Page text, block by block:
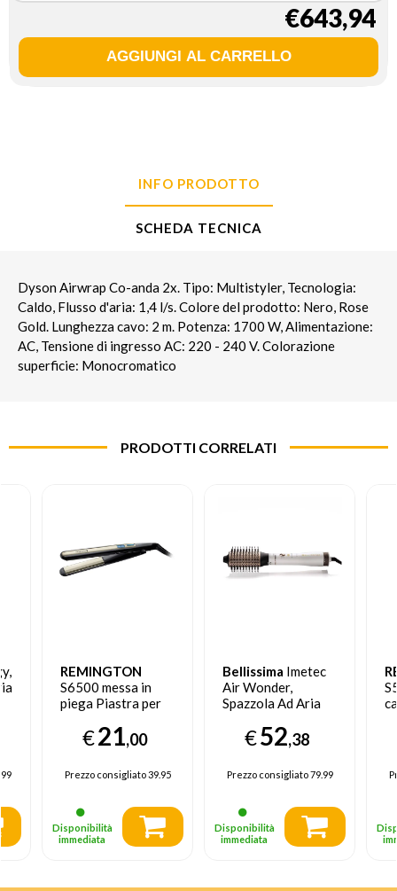
€643,94
INFO PRODOTTO
SCHEDA TECNICA
Dyson Airwrap Co-anda 2x. Tipo: Multistyler, Tecnologia:
Caldo, Flusso d'aria: 1,4 l/s. Colore del prodotto: Nero, Rose
Gold. Lunghezza cavo: 2 m. Potenza: 1700 W, Alimentazione:
AC, Tensione di ingresso AC: 220 - 240 V. Colorazione
superficie: Monocromatico
PRODOTTI CORRELATI
REMINGTON
S6500 messa in
piega Piastra per
2,5 m
€21,00
Prezzo consigliato39.95
Disponibilità
immediata
Bellissima Imetec
Air Wonder,
Spazzola Ad Aria
A Ioni, Spazzole
Rivestite In
Ceramica E
Cheratina, Asciuga,
Accessori, 1000 W
€52,38
Prezzo consigliato79.99
Disponibilità
immediata